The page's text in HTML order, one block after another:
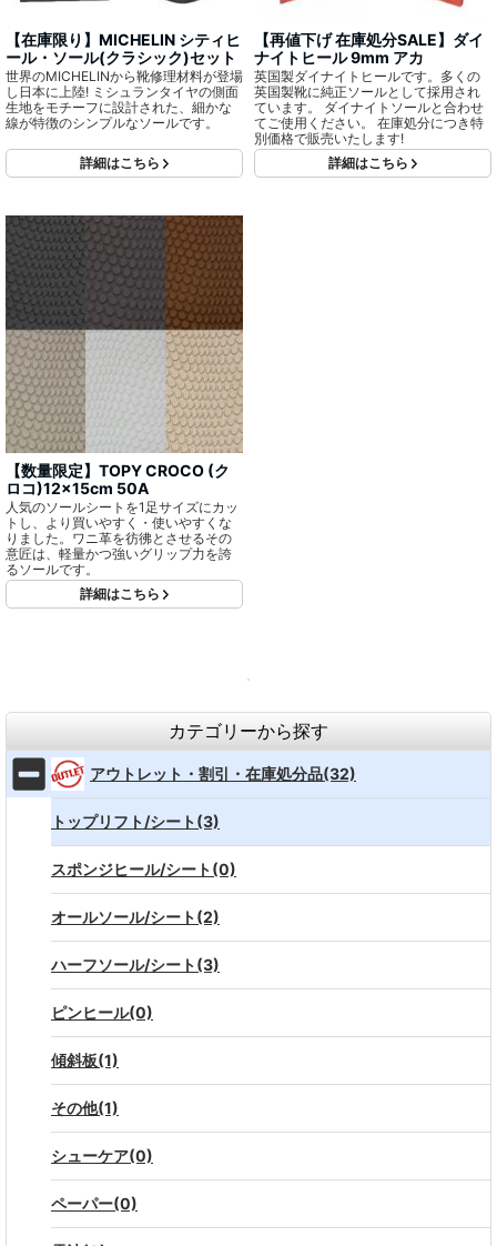
【在庫限り】MICHELIN シティヒ
ール・ソール(クラシック)セット
世界のMICHELINから靴修理材料が登場
し日本に上陸! ミシュランタイヤの側面
生地をモチーフに設計された、細かな
線が特徴のシンプルなソールです。
詳細はこちら
【再値下げ 在庫処分SALE】ダイ
ナイトヒール 9mm アカ
英国製ダイナイトヒールです。多くの
英国製靴に純正ソールとして採用され
ています。 ダイナイトソールと合わせ
てご使用ください。 在庫処分につき特
別価格で販売いたします!
詳細はこちら
【数量限定】TOPY CROCO (ク
ロコ)12×15cm 50A
人気のソールシートを1足サイズにカッ
トし、より買いやすく・使いやすくな
りました。ワニ革を彷彿とさせるその
意匠は、軽量かつ強いグリップ力を誇
るソールです。
詳細はこちら
カテゴリーから探す
アウトレット・割引・在庫処分品(32)
トップリフト/シート(3)
スポンジヒール/シート(0)
オールソール/シート(2)
ハーフソール/シート(3)
ピンヒール(0)
傾斜板(1)
その他(1)
シューケア(0)
ペーパー(0)